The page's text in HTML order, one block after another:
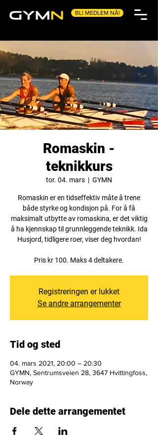
BLI MEDLEM NÅ!
Romaskin -
teknikkurs
tor. 04. mars
  |
GYMN
Romaskin er en tidseffektiv måte å trene
både styrke og kondisjon på. For å få
maksimalt utbytte av romaskina, er det viktig
å ha kjennskap til grunnleggende teknikk. Ida
Husjord, tidligere roer, viser deg hvordan!
Pris kr 100. Maks 4 deltakere.
Registreringen er lukket
Se andre arrangementer
Tid og sted
04. mars 2021, 20:00 – 20:30
GYMN, Sentrumsveien 28, 3647 Hvittingfoss,
Norway
Dele dette arrangementet